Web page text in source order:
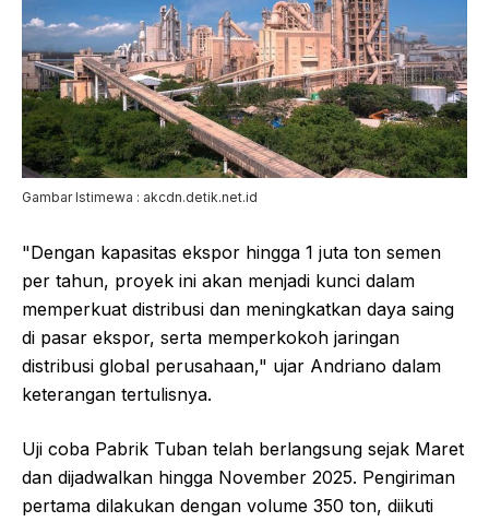
Gambar Istimewa : akcdn.detik.net.id
"Dengan kapasitas ekspor hingga 1 juta ton semen
per tahun, proyek ini akan menjadi kunci dalam
memperkuat distribusi dan meningkatkan daya saing
di pasar ekspor, serta memperkokoh jaringan
distribusi global perusahaan," ujar Andriano dalam
keterangan tertulisnya.
Uji coba Pabrik Tuban telah berlangsung sejak Maret
dan dijadwalkan hingga November 2025. Pengiriman
pertama dilakukan dengan volume 350 ton, diikuti